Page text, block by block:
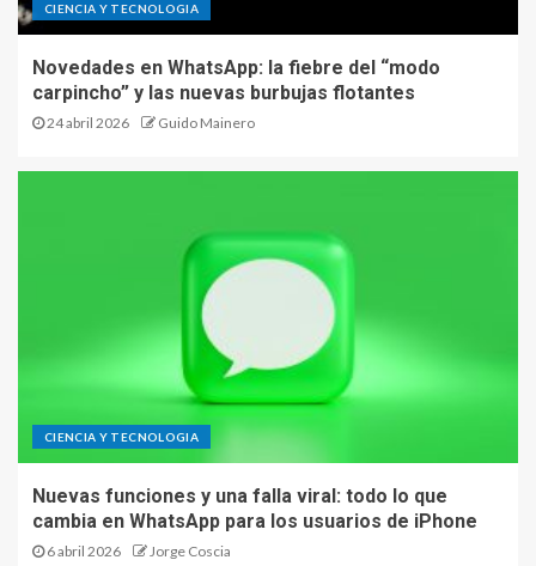
CIENCIA Y TECNOLOGIA
Novedades en WhatsApp: la fiebre del “modo
carpincho” y las nuevas burbujas flotantes
24 abril 2026 Guido Mainero
CIENCIA Y TECNOLOGIA
Nuevas funciones y una falla viral: todo lo que
cambia en WhatsApp para los usuarios de iPhone
6 abril 2026 Jorge Coscia